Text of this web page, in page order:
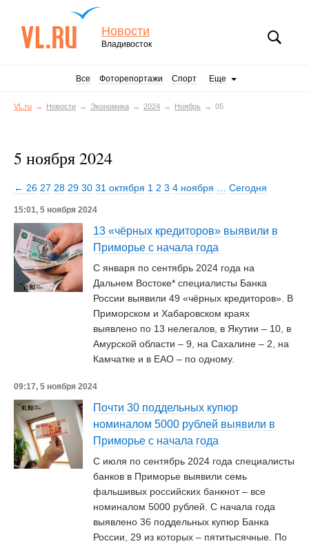
Новости
Владивосток
Все Фоторепортажи Спорт Еще
VL.ru Новости Экономика 2024 Ноябрь 05
5 ноября 2024
← 26 27 28 29 30 31 октября 1 2 3 4 ноября Сегодня
15:01, 5 ноября 2024
13 «чёрных кредиторов» выявили в
Приморье с начала года
С января по сентябрь 2024 года на
Дальнем Востоке* специалисты Банка
России выявили 49 «чёрных кредиторов». В
Приморском и Хабаровском краях
выявлено по 13 нелегалов, в Якутии – 10, в
Амурской области – 9, на Сахалине – 2, на
Камчатке и в ЕАО – по одному.
09:17, 5 ноября 2024
Почти 30 поддельных купюр
номиналом 5000 рублей выявили в
Приморье с начала года
С июля по сентябрь 2024 года специалисты
банков в Приморье выявили семь
фальшивых российских банкнот – все
номиналом 5000 рублей. С начала года
выявлено 36 поддельных купюр Банка
России, 29 из которых – пятитысячные. По